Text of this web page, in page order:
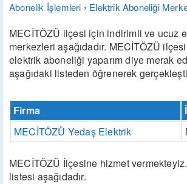
Abonelik İşlemleri › Elektrik Aboneliği
MECİTÖZÜ ilçesi için indirimli ve ucuz
merkezleri aşağıdadır. MECİTÖZÜ
elektrik aboneliği yaparım diye merak
aşağıdaki listeden öğrenerek
Firma
MECİTÖZÜ Yedaş Elektrik
MECİTÖZÜ İlçesine hizmet
listesi aşağıdadır.